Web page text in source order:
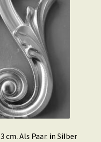
cm. Als Paar. in Silber